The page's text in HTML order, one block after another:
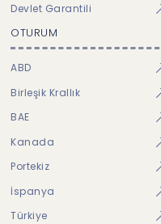
Devlet Garantili
OTURUM
ABD
Birleşik Krallık
BAE
Kanada
Portekiz
İspanya
Türkiye